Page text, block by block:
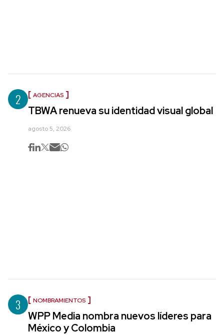
2 AGENCIAS
TBWA renueva su identidad visual global
agosto 5, 2026
3 NOMBRAMIENTOS
WPP Media nombra nuevos líderes para
México y Colombia